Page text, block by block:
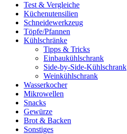
Test & Vergleiche
Küchenutensilien
Schneidewerkzeug
Töpfe/Pfannen
Kühlschränke
Tipps & Tricks
Einbaukühlschrank
Side-by-Side-Kühlschrank
Weinkühlschrank
Wasserkocher
Mikrowellen
Snacks
Gewürze
Brot & Backen
Sonstiges